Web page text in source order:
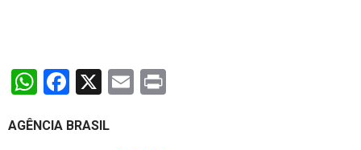
WhatsApp
Facebook
X Email
AGÊNCIA BRASIL